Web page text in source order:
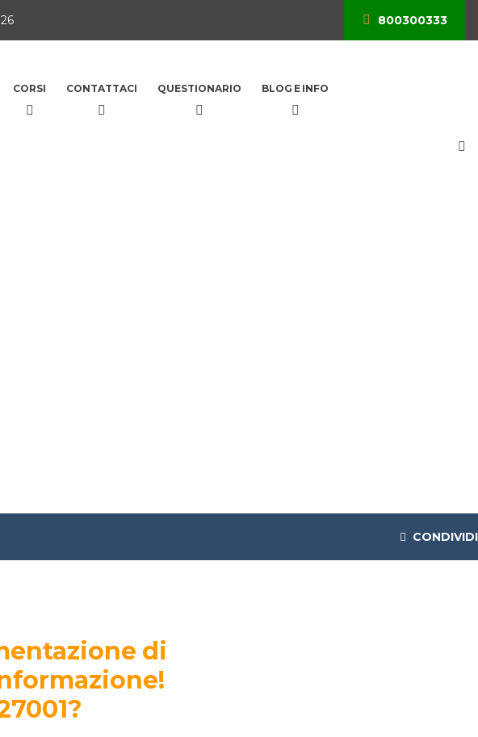
800300333
CORSI CONTATTACI QUESTIONARIO BLOG E INFO
CONDIVIDI
di